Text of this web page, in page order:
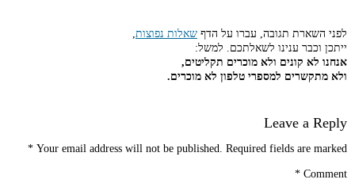
לפני השארת תגובה, עברו על הדף שאלות נפוצות,
ייתכן וכבר ענינו לשאלתכם. למשל:
אנחנו לא קונים ולא מוכרים תקליטים,
ולא מתקשרים למספרי טלפון לא מוכרים.
Leave a Reply
Your email address will not be published. Required fields are marked
*
Comment
*